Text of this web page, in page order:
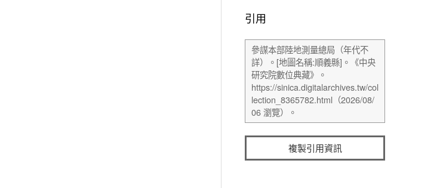
引用
複製引用資訊